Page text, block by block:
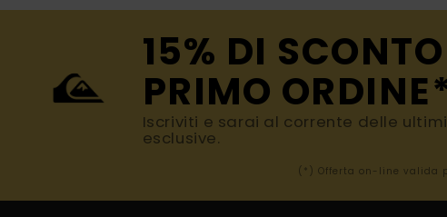
15% DI
PRIMO
Iscriviti e sarai al corrente delle
esclusive.
(*) Offerta on-line valida